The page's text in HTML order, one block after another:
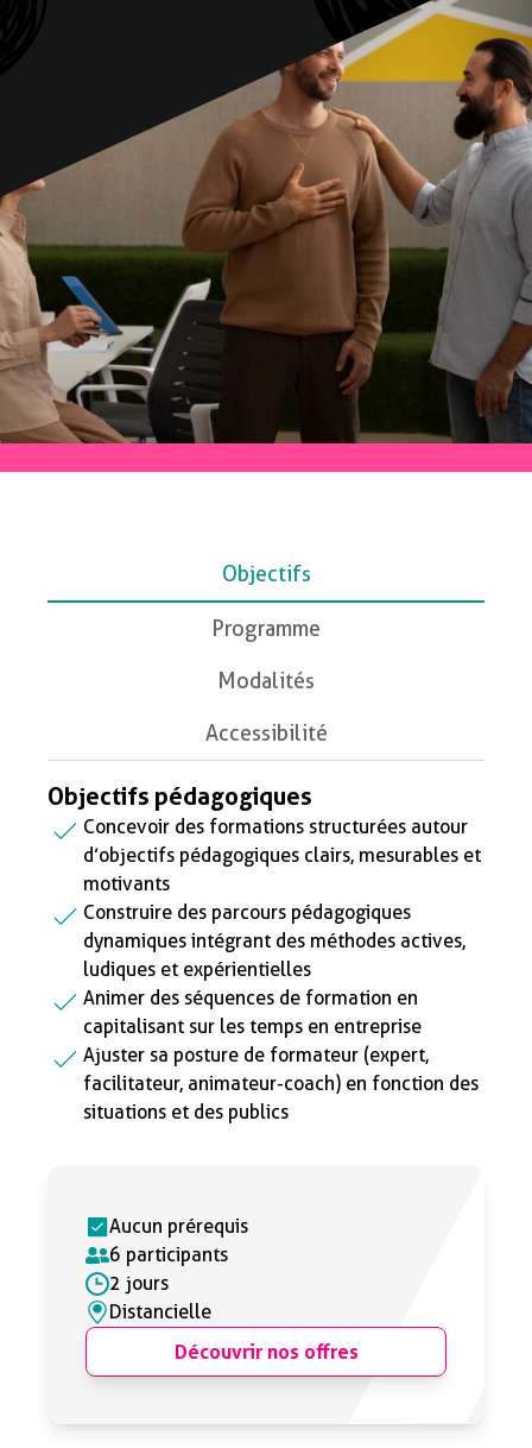
Objectifs
Programme
Modalités
Accessibilité
Objectifs pédagogiques
Concevoir des formations structurées autour
d’objectifs pédagogiques clairs, mesurables et
motivants
Construire des parcours pédagogiques
dynamiques intégrant des méthodes actives,
ludiques et expérientielles
Animer des séquences de formation en
capitalisant sur les temps en entreprise
Ajuster sa posture de formateur (expert,
facilitateur, animateur-coach) en fonction des
situations et des publics
Aucun prérequis
6 participants
2 jours
Distancielle
Découvrir nos offres